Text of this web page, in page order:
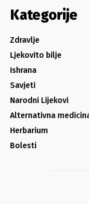
Kategorije
Zdravlje
Ljekovito bilje
Ishrana
Savjeti
Narodni Lijekovi
Alternativna
Herbarium
Bolesti